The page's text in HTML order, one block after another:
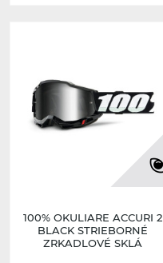
100% OKULIARE ACCURI 2
BLACK STRIEBORNÉ
ZRKADLOVÉ SKLÁ